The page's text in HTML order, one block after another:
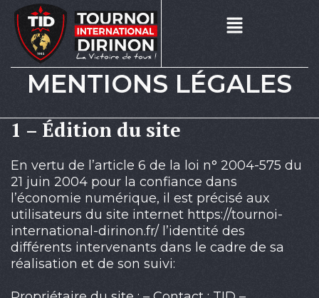
MENTIONS LÉGALES
1 – Édition du site
En vertu de l’article 6 de la loi n° 2004-575 du
21 juin 2004 pour la confiance dans
l’économie numérique, il est précisé aux
utilisateurs du site internet https://tournoi-
international-dirinon.fr/ l’identité des
différents intervenants dans le cadre de sa
réalisation et de son suivi: